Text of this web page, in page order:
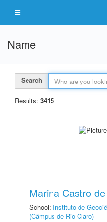
Name
Search
Results: 3415
Marina Castro
School: Instituto de
(Câmpus de Rio Claro)